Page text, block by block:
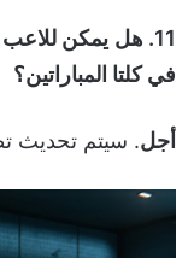
11. هل يمكن للاعب
في كلتا المباراتين؟
أجل. سيتم تحديث